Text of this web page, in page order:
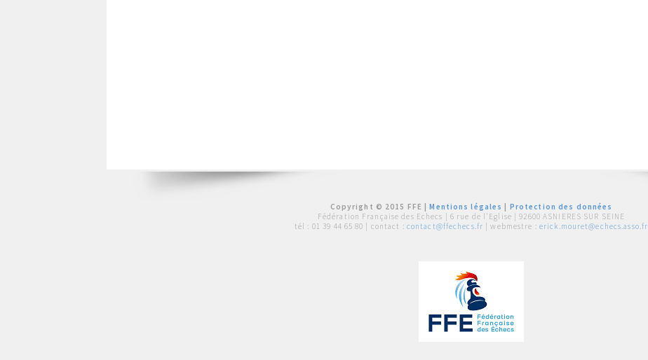
Copyright © 2015 FFE |Mentions légales
Protection des données
Fédération Française des Echecs | 6 rue de l'Eglise | 92600 ASNIERES SUR SEINE
tél : 01 39 44 65 80 | contact : contact@ffechecs.fr | webmestre : erick.mouret@echecs.asso.fr